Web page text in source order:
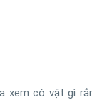
xem có vật gì